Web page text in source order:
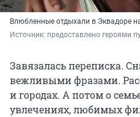
Влюбленные отдыхали в Эквадоре
Источник: предоставлено героями
Завязалась переписка.
вежливыми фразами.
и городах. А потом о
увлечениях, любимых